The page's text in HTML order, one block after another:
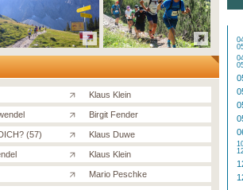
Klaus Klein
Birgit Fender
(57) Klaus Duwe
Klaus Klein
Mario Peschke